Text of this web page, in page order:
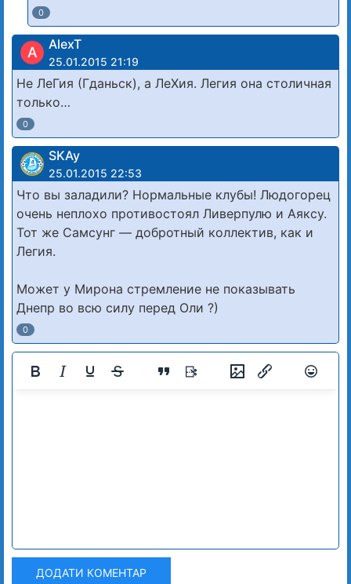
0
A AlexT
25.01.2015 21:19
Не ЛеГия (Гданьск), а ЛеХия. Легия она столичная
только…
0
SKAy
25.01.2015 22:53
Что вы заладили? Нормальные клубы! Людогорец
очень неплохо противостоял Ливерпулю и Аяксу.
Тот же Самсунг — добротный коллектив, как и
Легия.
Может у Мирона стремление не показывать
Днепр во всю силу перед Оли ?)
0
ДОДАТИ КОМЕНТАР